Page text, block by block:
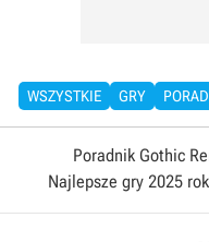
WSZYSTKIE GRY
Poradnik Gothic
Najlepsze gry 2025